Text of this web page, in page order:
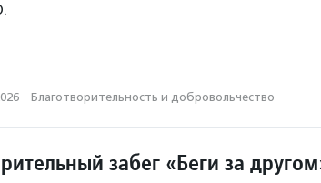
· Благотвори­тель­ность и доброволь­чест­во
забег «Беги за